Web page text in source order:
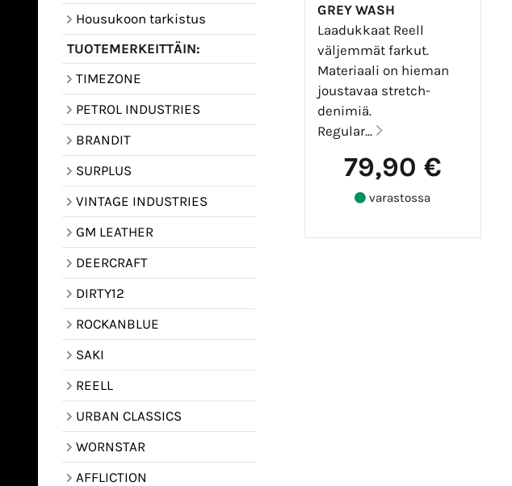
Housukoon tarkistus
TUOTEMERKEITTÄIN:
TIMEZONE
PETROL INDUSTRIES
BRANDIT
SURPLUS
VINTAGE INDUSTRIES
GM LEATHER
DEERCRAFT
DIRTY12
ROCKANBLUE
SAKI
REELL
URBAN CLASSICS
WORNSTAR
AFFLICTION
GREY WASH
Laadukkaat Reell
väljemmät farkut.
Materiaali on hieman
joustavaa stretch-
denimiä.
Regular...
79,90 €
varastossa